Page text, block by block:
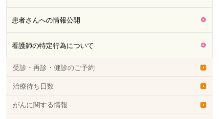
患者さんへの情報公開
看護師の特定行為について
受診・再診・健診のご予約
治療待ち日数
がんに関する情報